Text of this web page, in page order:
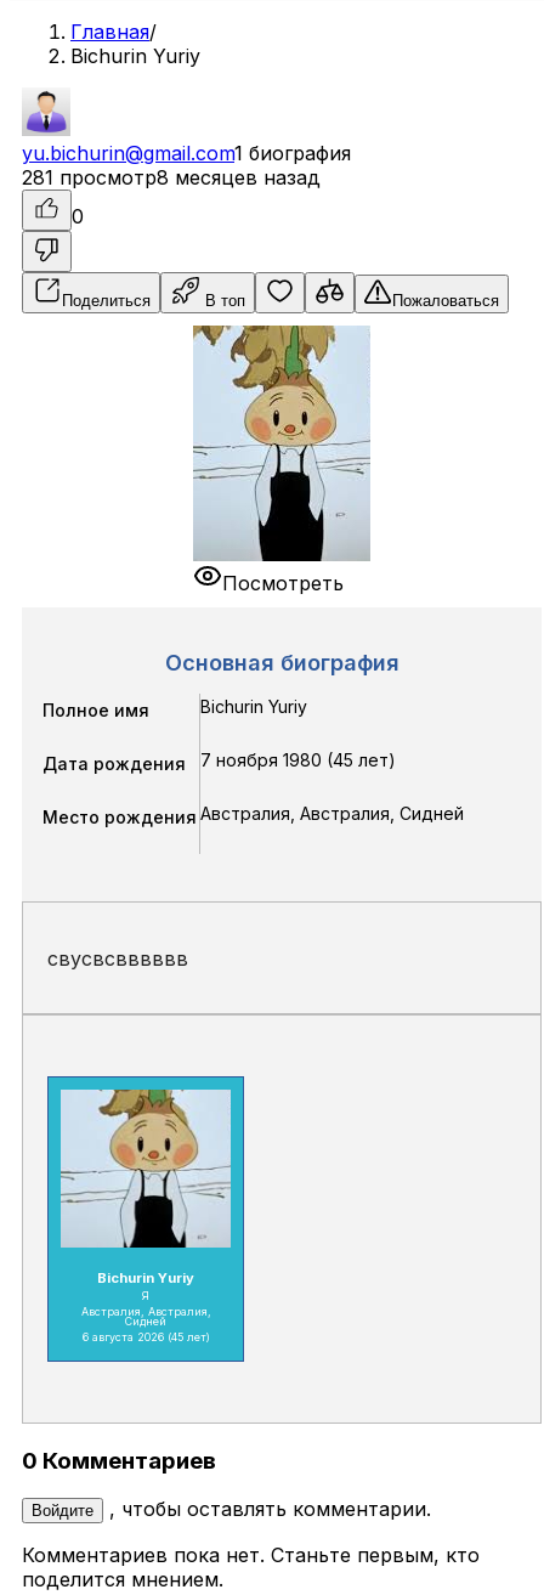
Главная/
Bichurin Yuriy
yu.bichurin@gmail.com1 биография
281 просмотр8 месяцев назад
0
Поделиться В топ Пожаловаться
Посмотреть
Основная биография
Полное имя Bichurin Yuriy
Дата рождения 7 ноября 1980 (45 лет)
Место рождения Австралия, Австралия, Сидней
свусвсвввввв
Bichurin Yuriy
Я
Австралия, Австралия,
Сидней
6 августа 2026 (45 лет)
0 Комментариев
Войдите
, чтобы оставлять комментарии.
Комментариев пока нет. Станьте первым, кто
поделится мнением.